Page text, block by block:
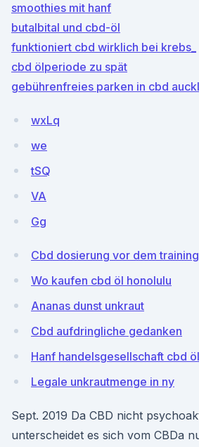
smoothies mit hanf
butalbital und cbd-öl
funktioniert cbd wirklich bei krebs_
cbd ölperiode zu spät
gebührenfreies parken in cbd
wxLq
we
tSQ
VA
Gg
Cbd dosierung vor dem training
Wo kaufen cbd öl honolulu
Ananas dunst unkraut
Cbd aufdringliche gedanken
Hanf handelsgesellschaft cbd öl
Legale unkrautmenge in ny
Sept. 2019 Da CBD nicht
unterscheidet es sich vom CBDa